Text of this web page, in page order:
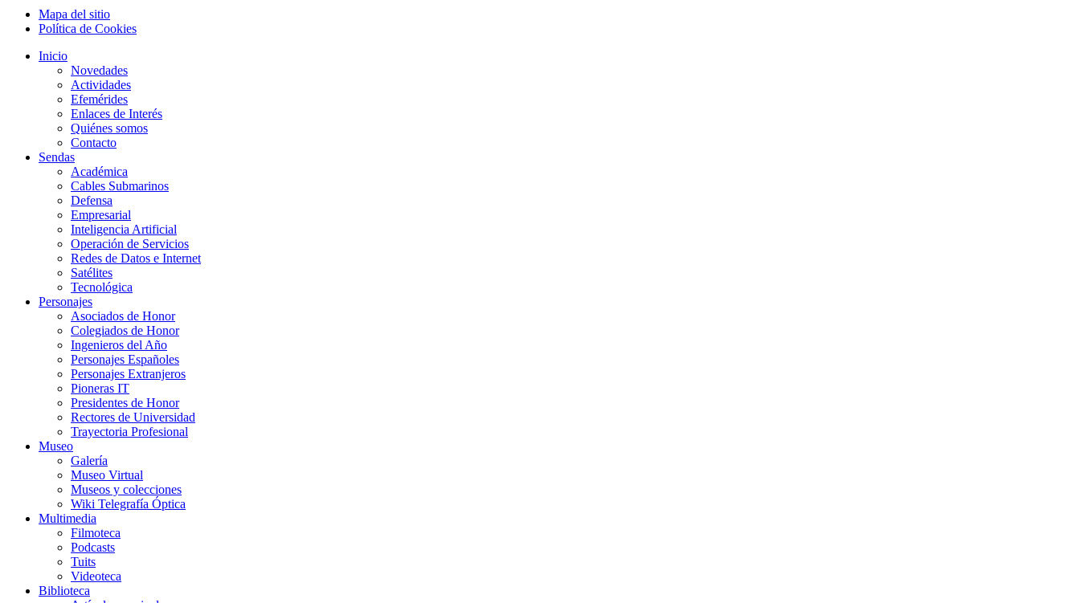
Mapa del sitio
Política de Cookies
Inicio
Novedades
Actividades
Efemérides
Enlaces de Interés
Quiénes somos
Contacto
Sendas
Académica
Cables Submarinos
Defensa
Empresarial
Inteligencia Artificial
Operación de Servicios
Redes de Datos e Internet
Satélites
Tecnológica
Personajes
Asociados de Honor
Colegiados de Honor
Ingenieros del Año
Personajes Españoles
Personajes Extranjeros
Pioneras IT
Presidentes de Honor
Rectores de Universidad
Trayectoria Profesional
Museo
Galería
Museo Virtual
Museos y colecciones
Wiki Telegrafía Óptica
Multimedia
Filmoteca
Podcasts
Tuits
Videoteca
Biblioteca